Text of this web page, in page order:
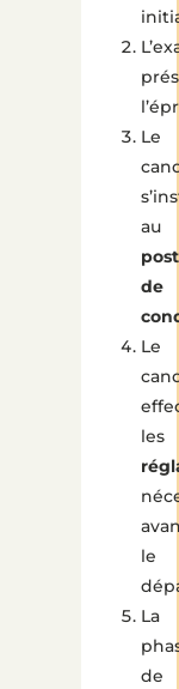
Le
au
de
Le
les
le
La
de